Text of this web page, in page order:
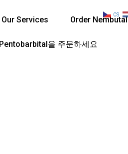
Our Services Order Nembutal
을 주문하세요
CS